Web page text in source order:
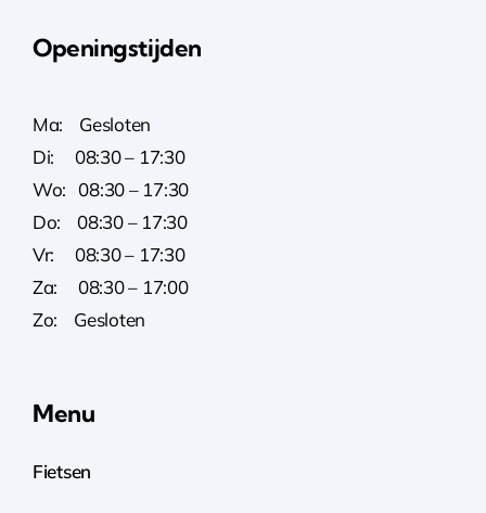
Openingstijden
Ma: Gesloten
Di: 08:30 – 17:30
Wo: 08:30 – 17:30
Do: 08:30 – 17:30
Vr: 08:30 – 17:30
Za: 08:30 – 17:00
Zo: Gesloten
Menu
Fietsen